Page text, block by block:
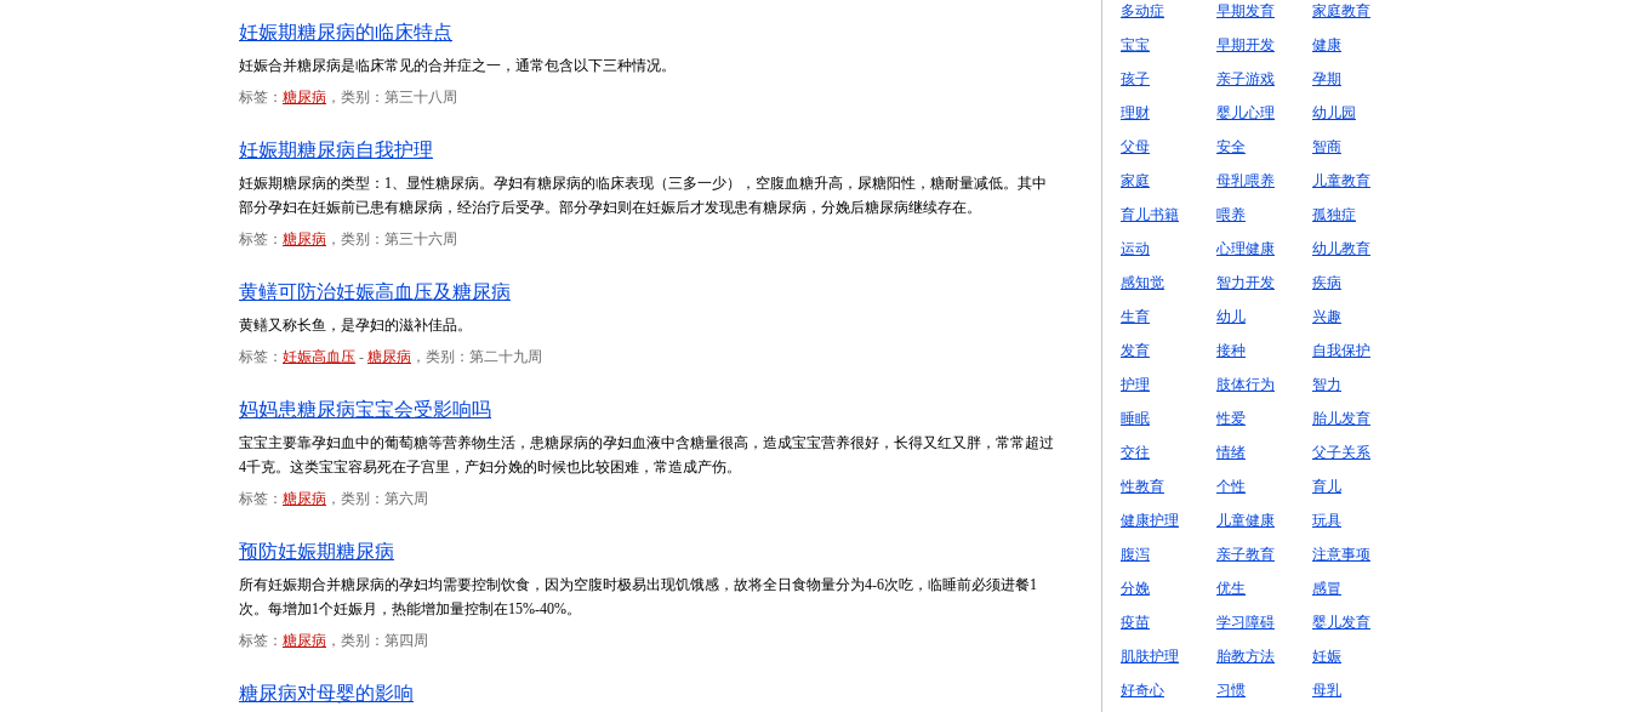
妊娠期糖尿病的临床特点
妊娠合并糖尿病是临床常见的合并症之一，通常包含以下三种情况。
标签： 糖尿病 ，类别：第三十八周
妊娠期糖尿病自我护理
妊娠期糖尿病的类型：1、显性糖尿病。孕妇有糖尿病的临床表现（三多一少），空腹血糖升高，尿糖阳性，糖耐量减低。其中
部分孕妇在妊娠前已患有糖尿病，经治疗后受孕。部分孕妇则在妊娠后才发现患有糖尿病，分娩后糖尿病继续存在。
标签： 糖尿病 ，类别：第三十六周
黄鳝可防治妊娠高血压及糖尿病
黄鳝又称长鱼，是孕妇的滋补佳品。
标签： 妊娠高血压 - 糖尿病 ，类别：第二十九周
妈妈患糖尿病宝宝会受影响吗
宝宝主要靠孕妇血中的葡萄糖等营养物生活，患糖尿病的孕妇血液中含糖量很高，造成宝宝营养很好，长得又红又胖，常常超过
4千克。这类宝宝容易死在子宫里，产妇分娩的时候也比较困难，常造成产伤。
标签： 糖尿病 ，类别：第六周
预防妊娠期糖尿病
所有妊娠期合并糖尿病的孕妇均需要控制饮食，因为空腹时极易出现饥饿感，故将全日食物量分为4-6次吃，临睡前必须进餐1
次。每增加1个妊娠月，热能增加量控制在15%-40%。
标签： 糖尿病 ，类别：第四周
糖尿病对母婴的影响
多动症
早期发育
家庭教育
宝宝
早期开发
健康
孩子
亲子游戏
孕期
理财
婴儿心理
幼儿园
父母
安全
智商
家庭
母乳喂养
儿童教育
育儿书籍
喂养
孤独症
运动
心理健康
幼儿教育
感知觉
智力开发
疾病
生育
幼儿
兴趣
发育
接种
自我保护
护理
肢体行为
智力
睡眠
性爱
胎儿发育
交往
情绪
父子关系
性教育
个性
育儿
健康护理
儿童健康
玩具
腹泻
亲子教育
注意事项
分娩
优生
感冒
疫苗
学习障碍
婴儿发育
肌肤护理
胎教方法
妊娠
好奇心
习惯
母乳